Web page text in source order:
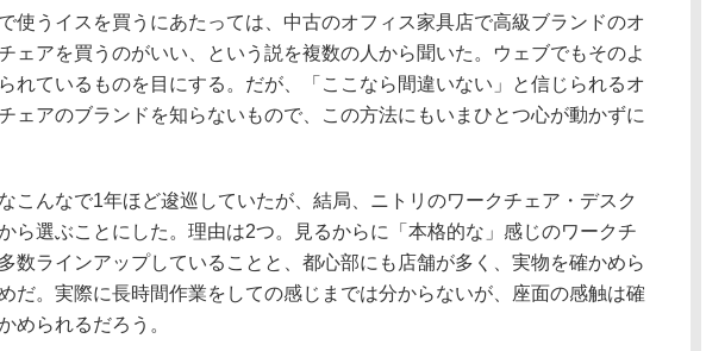
使うイスを買うにあたっては、中古のオフィス家具店で高級ブランドのオ
ェアを買うのがいい、という説を複数の人から聞いた。ウェブでもそのよ
れているものを目にする。だが、「ここなら間違いない」と信じられるオ
ェアのブランドを知らないもので、この方法にもいまひとつ心が動かずに
こんなで1年ほど逡巡していたが、結局、ニトリのワークチェア・デスク
ら選ぶことにした。理由は2つ。見るからに「本格的な」感じのワークチ
数ラインアップしていることと、都心部にも店舗が多く、実物を確かめら
だ。実際に長時間作業をしての感じまでは分からないが、座面の感触は確
められるだろう。